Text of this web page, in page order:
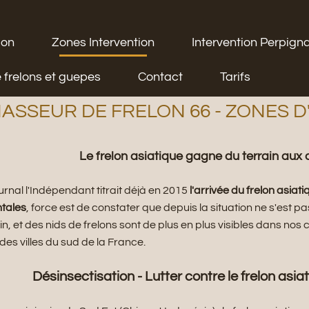
Zones Intervention Intervention
frelons et guepes Contact Tarifs
DE FRELON 66 - ZONES
Le frelon asiatique gagne du terrain aux
l'Indépendant titrait déjà en 2015 l'arrivée du frelon
, force est de constater que depuis la situation ne s'est
et des nids de frelons sont de plus en plus visibles dans
villes du sud de la France.
Désinsectisation - Lutter contre le frelon